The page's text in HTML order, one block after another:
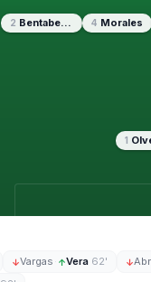
2 Bentaberry 4 Morales
1
↓Vargas · ↑Vera 62' ↓